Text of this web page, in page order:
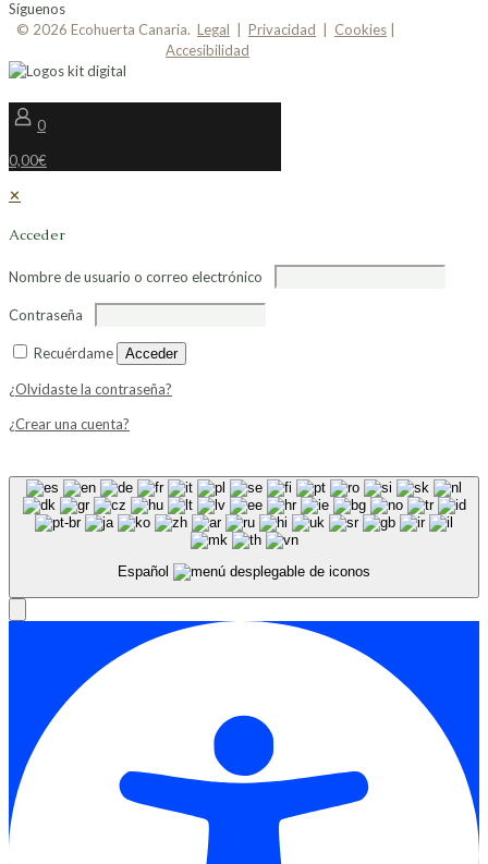
Síguenos
© 2026 Ecohuerta Canaria. Legal Privacidad Cookies
Accesibilidad
0
0,00€
✕
Acceder
Nombre de usuario o correo electrónico
Contraseña
Recuérdame Acceder
¿Olvidaste la contraseña?
¿Crear una cuenta?
Español